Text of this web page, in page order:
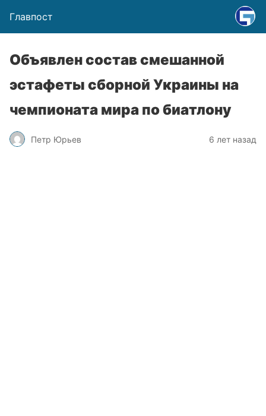
Главпост
Объявлен состав смешанной
эстафеты сборной Украины на
чемпионата мира по биатлону
Петр Юрьев 6 лет назад